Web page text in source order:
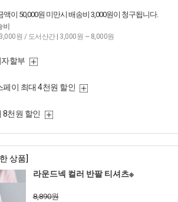
액이 50,000원 미만시 배송비 3,000원이 청구됩니다.
원 / 도서산간 | 3,000원 ~ 8,000원
할부
페이 최대 4천원 할인
8천원 할인
상품]
라운드넥 컬러 반팔 티셔츠※
8,890원